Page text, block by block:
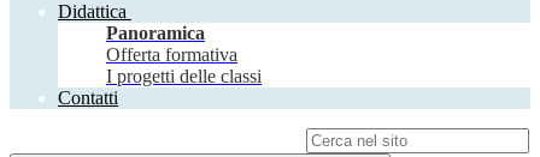
Didattica
Panoramica
Offerta formativa
I progetti delle classi
Contatti